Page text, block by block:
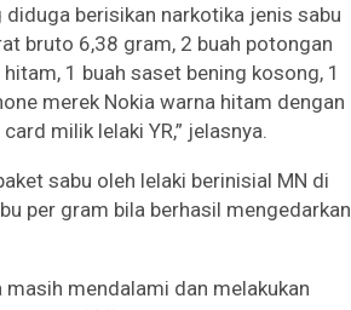
diduga berisikan narkotika jenis sabu
bruto 6,38 gram, 2 buah potongan
1 buah saset bening kosong, 1
merek Nokia warna hitam dengan
milik lelaki YR,” jelasnya.
sabu oleh lelaki berinisial MN di
per gram bila berhasil mengedarkan
mendalami dan melakukan